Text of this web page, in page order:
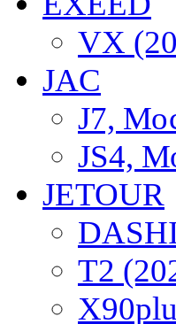
VX
JAC
J7,
JS4,
JETOUR
T2